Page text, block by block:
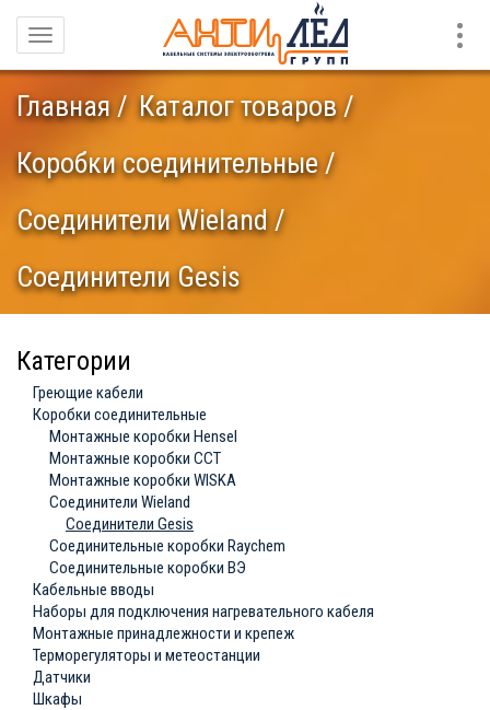
Навигация
Главная
Каталог товаров
Коробки соединительные
Соединители Wieland
Соединители Gesis
Категории
Греющие кабели
Коробки соединительные
Монтажные коробки Hensel
Монтажные коробки ССТ
Монтажные коробки WISKA
Соединители Wieland
Соединители Gesis
Соединительные коробки Raychem
Соединительные коробки ВЭ
Кабельные вводы
Наборы для подключения нагревательного кабеля
Монтажные принадлежности и крепеж
Терморегуляторы и метеостанции
Датчики
Шкафы